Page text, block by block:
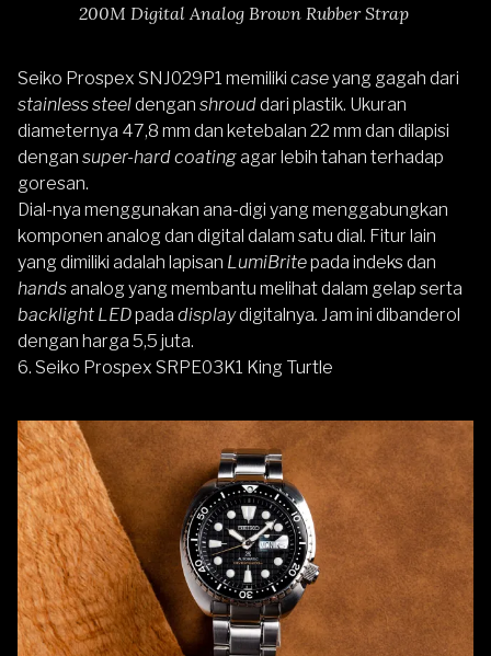
200M Digital Analog Brown Rubber Strap
Seiko Prospex SNJ029P1 memiliki caseyang gagah dari
stainless steeldengan shrouddari plastik. Ukuran
diameternya 47,8 mm dan ketebalan 22 mm dan dilapisi
dengan super-hard coatingagar lebih tahan terhadap
goresan.
Dial-nya menggunakan ana-digi yang menggabungkan
komponen analog dan digital dalam satu dial. Fitur lain
yang dimiliki adalah lapisan LumiBritepada indeks dan
handsanalog yang membantu melihat dalam gelap serta
backlight LEDpada displaydigitalnya. Jam ini dibanderol
dengan harga 5,5 juta.
6. Seiko Prospex SRPE03K1 King Turtle